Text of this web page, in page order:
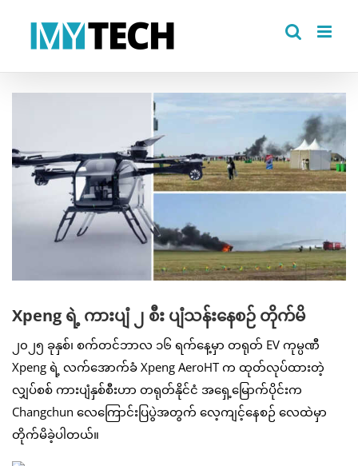
Image
Xpeng ရဲ့ ကားပျံ ၂ စီး ပျံသန်းနေစဉ် တိုက်မိ
၂၀၂၅ ခုနှစ်၊ စက်တင်ဘာလ ၁၆ ရက်နေ့မှာ တရုတ် EV ကုမ္ပဏီ
Xpeng ရဲ့ လက်အောက်ခံ Xpeng AeroHT က ထုတ်လုပ်ထားတဲ့
လျှပ်စစ် ကားပျံနှစ်စီးဟာ တရုတ်နိုင်ငံ အရှေ့မြောက်ပိုင်းက
Changchun လေကြောင်းပြပွဲအတွက် လေ့ကျင့်နေစဉ် လေထဲမှာ
တိုက်မိခဲ့ပါတယ်။